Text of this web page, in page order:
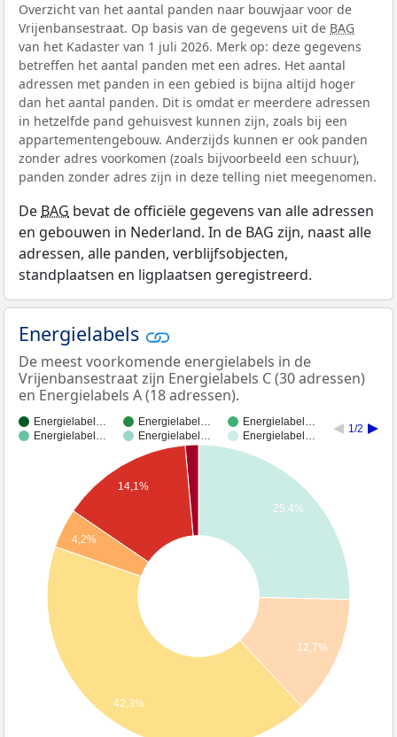
Overzicht van het aantal panden naar bouwjaar voor de
Vrijenbansestraat. Op basis van de gegevens uit de BAG
van het Kadaster van 1 juli 2026. Merk op: deze gegevens
betreffen het aantal panden met een adres. Het aantal
adressen met panden in een gebied is bijna altijd hoger
dan het aantal panden. Dit is omdat er meerdere adressen
in hetzelfde pand gehuisvest kunnen zijn, zoals bij een
appartementengebouw. Anderzijds kunnen er ook panden
zonder adres voorkomen (zoals bijvoorbeeld een schuur),
panden zonder adres zijn in deze telling niet meegenomen.
De BAG bevat de officiële gegevens van alle adressen
en gebouwen in Nederland. In de BAG zijn, naast alle
adressen, alle panden, verblijfsobjecten,
standplaatsen en ligplaatsen geregistreerd.
Energielabels
De meest voorkomende energielabels in de
Vrijenbansestraat zijn Energielabels C (30 adressen)
en Energielabels A (18 adressen).
Energielabel… Energielabel…
Energielabel…
Energielabel…
Energielabel… Energielabel…
1/2
25,4%
12,7%
14,1%
4,2%
42,3%